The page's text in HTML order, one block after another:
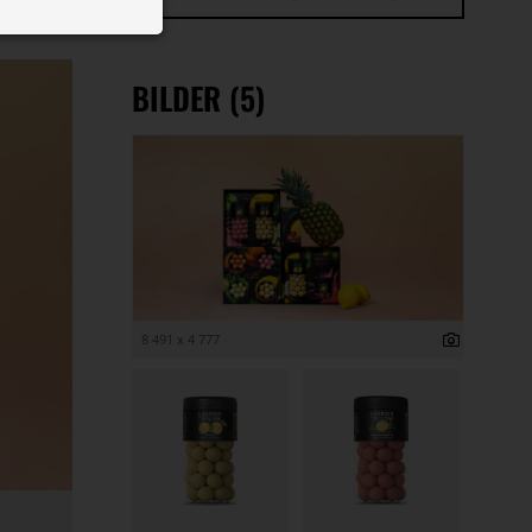
BILDER (5)
8 491 x 4 777